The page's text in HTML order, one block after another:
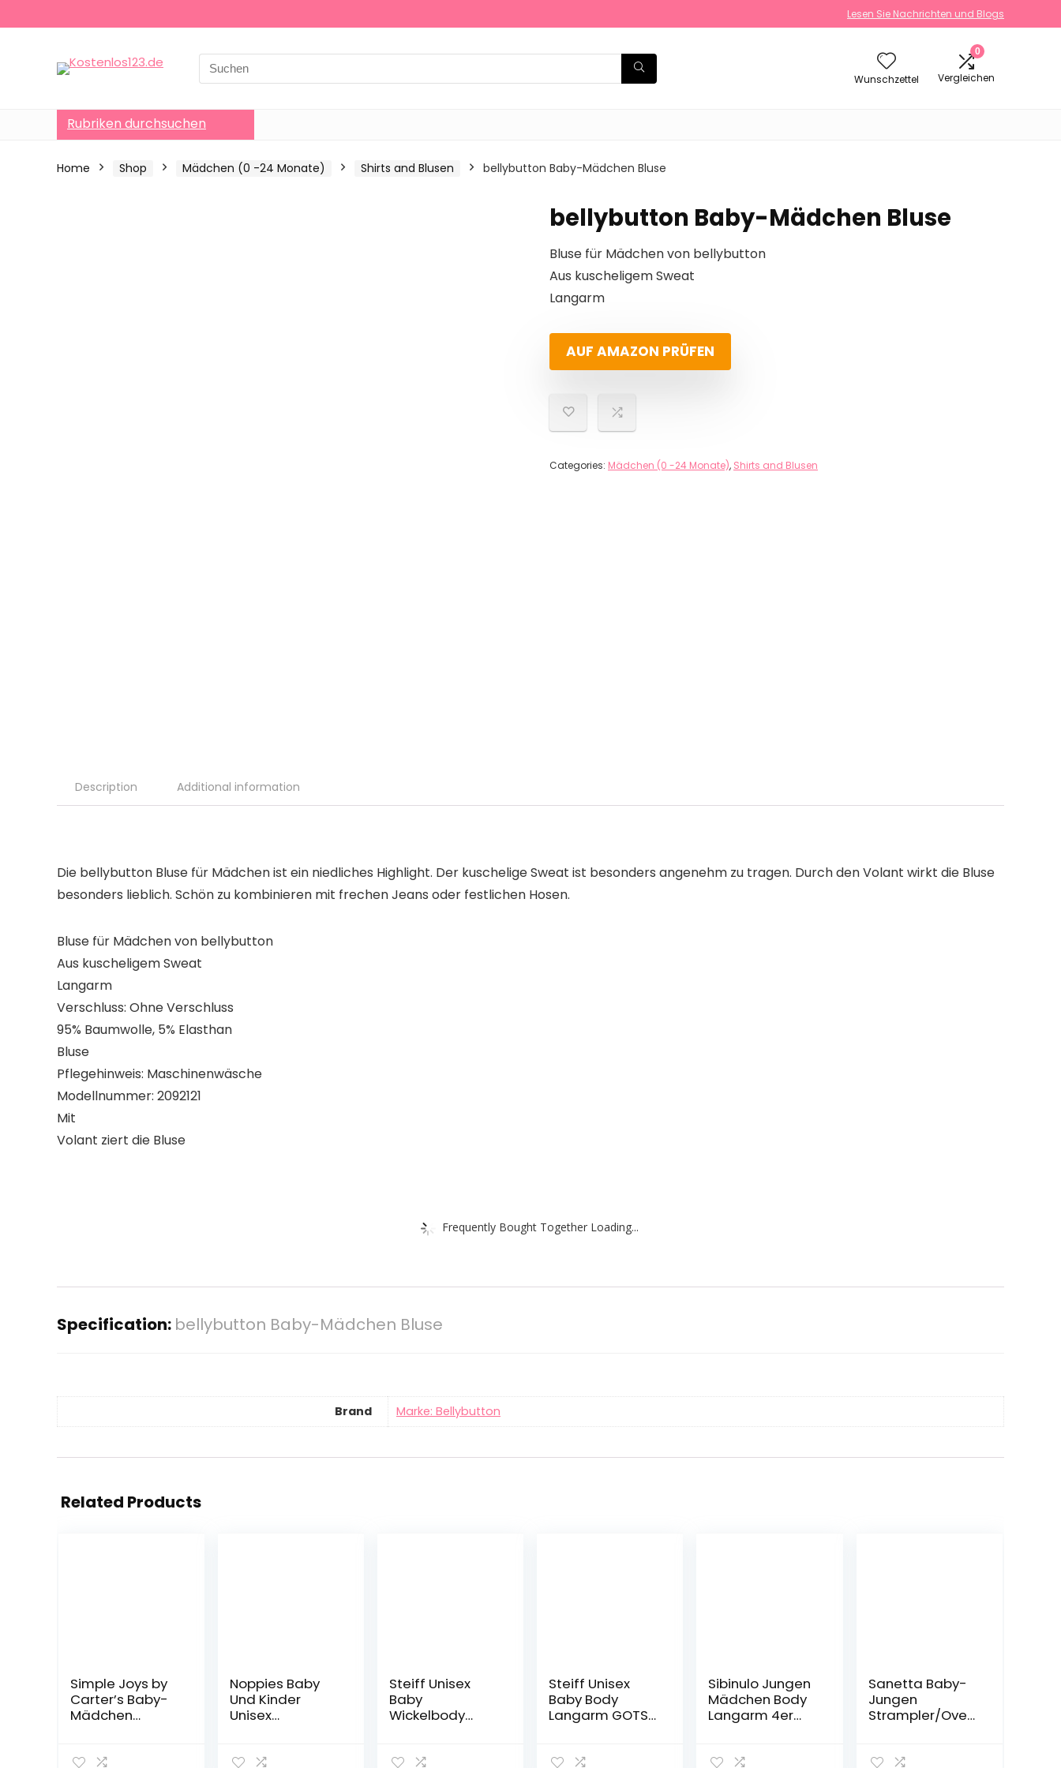
Lesen Sie Nachrichten und Blogs
Search
for:
Wunschzettel
0
Vergleichen
Rubriken durchsuchen
Home Shop Mädchen (0 -24 Monate) Shirts and Blusen bellybutton Baby-Mädchen Bluse
bellybutton Baby-Mädchen Bluse
Bluse für Mädchen von bellybutton
Aus kuscheligem Sweat
Langarm
AUF AMAZON PRÜFEN
Categories: Mädchen (0 -24 Monate), Shirts and Blusen
Description Additional information
Die bellybutton Bluse für Mädchen ist ein niedliches Highlight. Der kuschelige Sweat ist besonders angenehm zu tragen. Durch den Volant wirkt die Bluse
besonders lieblich. Schön zu kombinieren mit frechen Jeans oder festlichen Hosen.
Bluse für Mädchen von bellybutton
Aus kuscheligem Sweat
Langarm
Verschluss: Ohne Verschluss
95% Baumwolle, 5% Elasthan
Bluse
Pflegehinweis: Maschinenwäsche
Modellnummer: 2092121
Mit
Volant ziert die Bluse
Frequently Bought Together Loading...
Specification: bellybutton Baby-Mädchen Bluse
Brand Marke: Bellybutton
Related Products
Simple Joys by
Carter’s Baby-
Mädchen
Noppies Baby
Und Kinder
Unisex
Steiff Unisex
Baby
Wickelbody
Steiff Unisex
Baby Body
Langarm GOTS
Sibinulo Jungen
Mädchen Body
Langarm 4er
Sanetta Baby-
Jungen
Strampler/Over
Schlafanzüge